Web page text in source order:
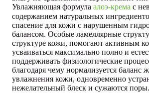
Увлажняющая формула алоэ-крема с
содержанием натуральных
спасение для кожи с нарушенным
балансом. Особые ламеллярные
структуре кожи, помогают активным
усваиваться максимально полно и
поддерживать физиологические
благодаря чему нормализуется баланс
увлажнения кожи, одновременно
нежелательный блеск и сужаются поры.